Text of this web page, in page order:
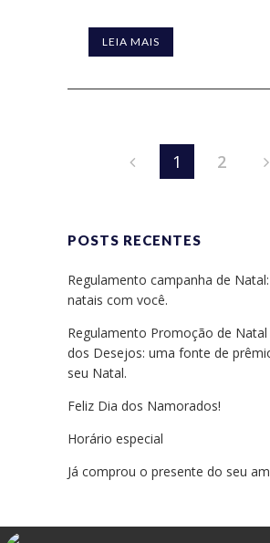
LEIA MAIS
1 2
POSTS RECENTES
Regulamento campanha de
natais com você.
Regulamento Promoção de Natal
dos Desejos: uma fonte de
seu Natal.
Feliz Dia dos Namorados!
Horário especial
Já comprou o presente do seu